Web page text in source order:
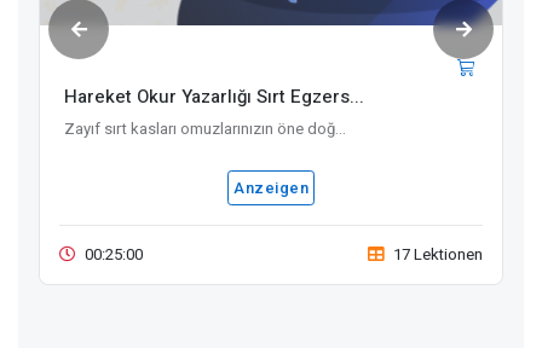
Hareket Okur Yazarlığı Sırt Egzers...
Zayıf sırt kasları omuzlarınızın öne doğ...
Anzeigen
00:25:00 17 Lektionen